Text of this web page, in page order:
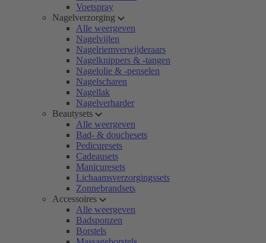
Voetspray
Nagelverzorging
Alle weergeven
Nagelvijlen
Nagelriemverwijderaars
Nagelknippers & -tangen
Nagelolie & -penselen
Nagelscharen
Nagellak
Nagelverharder
Beautysets
Alle weergeven
Bad- & douchesets
Pedicuresets
Cadeausets
Manicuresets
Lichaamsverzorgingssets
Zonnebrandsets
Accessoires
Alle weergeven
Badsponzen
Borstels